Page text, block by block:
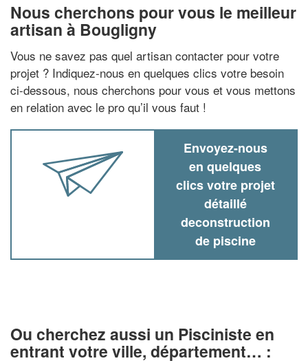
Nous cherchons pour vous le meilleur
artisan à Bougligny
Vous ne savez pas quel artisan contacter pour votre
projet ? Indiquez-nous en quelques clics votre besoin
ci-dessous, nous cherchons pour vous et vous mettons
en relation avec le pro qu’il vous faut !
Envoyez-nous
en quelques
clics votre projet
détaillé
deconstruction
de piscine
Ou cherchez aussi un Pisciniste en
entrant votre ville, département… :